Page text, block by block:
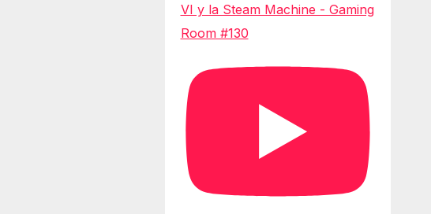
VI y la Steam Machine - Gaming
Room #130